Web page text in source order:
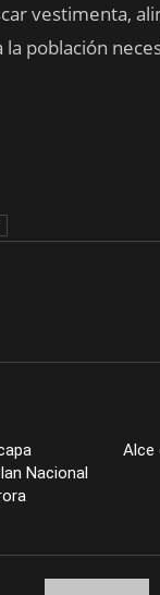
vestimenta,
la población
Nacional
Alce